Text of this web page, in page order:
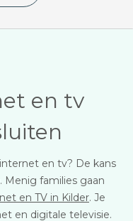
en tv
en tv? De kans
Menig families gaan
en TV in Kilder. Je
en digitale televisie.